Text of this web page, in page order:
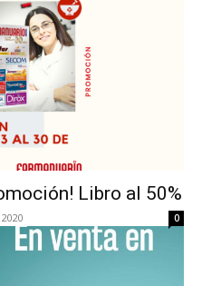
Libro al 50%
0